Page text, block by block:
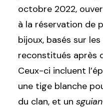
octobre 2022,
à la réservation de
bijoux, basés sur
reconstitués après
Ceux-ci incluent
une tige blanche
du clan, et un